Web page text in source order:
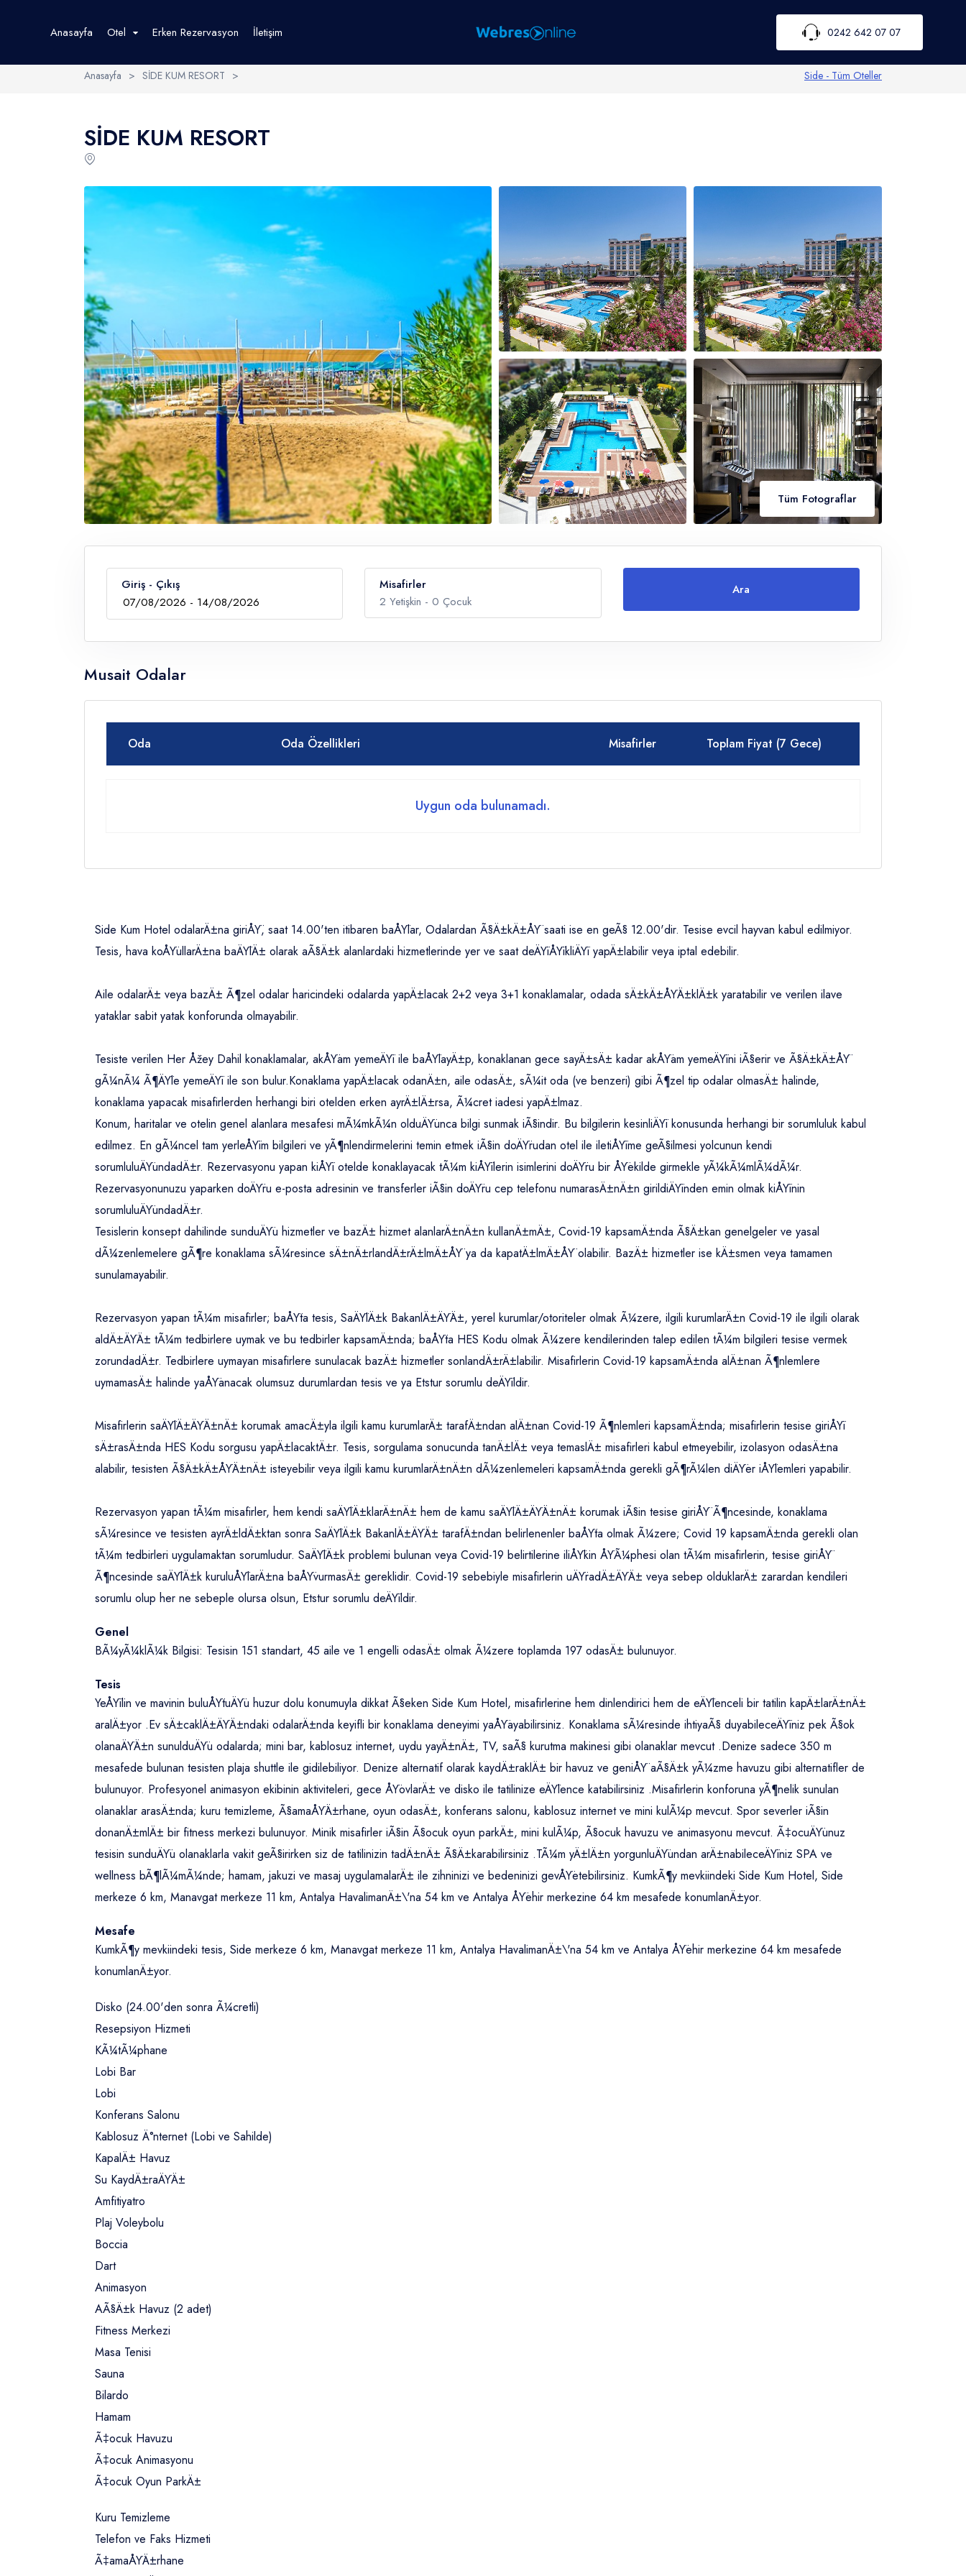
Anasayfa Otel
Antalya Otelleri
Alanya Otelleri
Kemer Otelleri
Belek Otelleri
Bursa Otelleri
Erken Rezervasyon İletişim 0242 642 07 07
Anasayfa > SİDE KUM RESORT > Side - Tüm Oteller
SİDE KUM RESORT
Tüm Fotograflar
Giriş - Çıkış
Misafirler
2 Yetişkin -0 Çocuk
Ara
Musait Odalar
Oda Oda Özellikleri Misafirler Toplam Fiyat (7 Gece)
Uygun oda bulunamadı.
Side Kum Hotel odalarÄ±na giriÅŸ, saat 14.00'ten itibaren baÅŸlar, Odalardan Ã§Ä±kÄ±ÅŸ saati ise en geÃ§ 12.00'dir. Tesise evcil hayvan kabul edilmiyor.
Tesis, hava koÅŸullarÄ±na baÄŸlÄ± olarak aÃ§Ä±k alanlardaki hizmetlerinde yer ve saat deÄŸiÅŸikliÄŸi yapÄ±labilir veya iptal edebilir.
Aile odalarÄ± veya bazÄ± Ã¶zel odalar haricindeki odalarda yapÄ±lacak 2+2 veya 3+1 konaklamalar, odada sÄ±kÄ±ÅŸÄ±klÄ±k yaratabilir ve verilen ilave
yataklar sabit yatak konforunda olmayabilir.
Tesiste verilen Her Åžey Dahil konaklamalar, akÅŸam yemeÄŸi ile baÅŸlayÄ±p, konaklanan gece sayÄ±sÄ± kadar akÅŸam yemeÄŸini iÃ§erir ve Ã§Ä±kÄ±ÅŸ
gÃ¼nÃ¼ Ã¶ÄŸle yemeÄŸi ile son bulur.Konaklama yapÄ±lacak odanÄ±n, aile odasÄ±, sÃ¼it oda (ve benzeri) gibi Ã¶zel tip odalar olmasÄ± halinde,
konaklama yapacak misafirlerden herhangi biri otelden erken ayrÄ±lÄ±rsa, Ã¼cret iadesi yapÄ±lmaz.
Konum, haritalar ve otelin genel alanlara mesafesi mÃ¼mkÃ¼n olduÄŸunca bilgi sunmak iÃ§indir. Bu bilgilerin kesinliÄŸi konusunda herhangi bir sorumluluk kabul
edilmez. En gÃ¼ncel tam yerleÅŸim bilgileri ve yÃ¶nlendirmelerini temin etmek iÃ§in doÄŸrudan otel ile iletiÅŸime geÃ§ilmesi yolcunun kendi
sorumluluÄŸundadÄ±r. Rezervasyonu yapan kiÅŸi otelde konaklayacak tÃ¼m kiÅŸilerin isimlerini doÄŸru bir ÅŸekilde girmekle yÃ¼kÃ¼mlÃ¼dÃ¼r.
Rezervasyonunuzu yaparken doÄŸru e-posta adresinin ve transferler iÃ§in doÄŸru cep telefonu numarasÄ±nÄ±n girildiÄŸinden emin olmak kiÅŸinin
sorumluluÄŸundadÄ±r.
Tesislerin konsept dahilinde sunduÄŸu hizmetler ve bazÄ± hizmet alanlarÄ±nÄ±n kullanÄ±mÄ±, Covid-19 kapsamÄ±nda Ã§Ä±kan genelgeler ve yasal
dÃ¼zenlemelere gÃ¶re konaklama sÃ¼resince sÄ±nÄ±rlandÄ±rÄ±lmÄ±ÅŸ ya da kapatÄ±lmÄ±ÅŸ olabilir. BazÄ± hizmetler ise kÄ±smen veya tamamen
sunulamayabilir.
Rezervasyon yapan tÃ¼m misafirler; baÅŸta tesis, SaÄŸlÄ±k BakanlÄ±ÄŸÄ±, yerel kurumlar/otoriteler olmak Ã¼zere, ilgili kurumlarÄ±n Covid-19 ile ilgili olarak
aldÄ±ÄŸÄ± tÃ¼m tedbirlere uymak ve bu tedbirler kapsamÄ±nda; baÅŸta HES Kodu olmak Ã¼zere kendilerinden talep edilen tÃ¼m bilgileri tesise vermek
zorundadÄ±r. Tedbirlere uymayan misafirlere sunulacak bazÄ± hizmetler sonlandÄ±rÄ±labilir. Misafirlerin Covid-19 kapsamÄ±nda alÄ±nan Ã¶nlemlere
uymamasÄ± halinde yaÅŸanacak olumsuz durumlardan tesis ve ya Etstur sorumlu deÄŸildir.
Misafirlerin saÄŸlÄ±ÄŸÄ±nÄ± korumak amacÄ±yla ilgili kamu kurumlarÄ± tarafÄ±ndan alÄ±nan Covid-19 Ã¶nlemleri kapsamÄ±nda; misafirlerin tesise giriÅŸi
sÄ±rasÄ±nda HES Kodu sorgusu yapÄ±lacaktÄ±r. Tesis, sorgulama sonucunda tanÄ±lÄ± veya temaslÄ± misafirleri kabul etmeyebilir, izolasyon odasÄ±na
alabilir, tesisten Ã§Ä±kÄ±ÅŸÄ±nÄ± isteyebilir veya ilgili kamu kurumlarÄ±nÄ±n dÃ¼zenlemeleri kapsamÄ±nda gerekli gÃ¶rÃ¼len diÄŸer iÅŸlemleri yapabilir.
Rezervasyon yapan tÃ¼m misafirler, hem kendi saÄŸlÄ±klarÄ±nÄ± hem de kamu saÄŸlÄ±ÄŸÄ±nÄ± korumak iÃ§in tesise giriÅŸ Ã¶ncesinde, konaklama
sÃ¼resince ve tesisten ayrÄ±ldÄ±ktan sonra SaÄŸlÄ±k BakanlÄ±ÄŸÄ± tarafÄ±ndan belirlenenler baÅŸta olmak Ã¼zere; Covid 19 kapsamÄ±nda gerekli olan
tÃ¼m tedbirleri uygulamaktan sorumludur. SaÄŸlÄ±k problemi bulunan veya Covid-19 belirtilerine iliÅŸkin ÅŸÃ¼phesi olan tÃ¼m misafirlerin, tesise giriÅŸ
Ã¶ncesinde saÄŸlÄ±k kuruluÅŸlarÄ±na baÅŸvurmasÄ± gereklidir. Covid-19 sebebiyle misafirlerin uÄŸradÄ±ÄŸÄ± veya sebep olduklarÄ± zarardan kendileri
sorumlu olup her ne sebeple olursa olsun, Etstur sorumlu deÄŸildir.
Genel
BÃ¼yÃ¼klÃ¼k Bilgisi: Tesisin 151 standart, 45 aile ve 1 engelli odasÄ± olmak Ã¼zere toplamda 197 odasÄ± bulunuyor.
Tesis
YeÅŸilin ve mavinin buluÅŸtuÄŸu huzur dolu konumuyla dikkat Ã§eken Side Kum Hotel, misafirlerine hem dinlendirici hem de eÄŸlenceli bir tatilin kapÄ±larÄ±nÄ±
aralÄ±yor .Ev sÄ±caklÄ±ÄŸÄ±ndaki odalarÄ±nda keyifli bir konaklama deneyimi yaÅŸayabilirsiniz. Konaklama sÃ¼resinde ihtiyaÃ§ duyabileceÄŸiniz pek Ã§ok
olanaÄŸÄ±n sunulduÄŸu odalarda; mini bar, kablosuz internet, uydu yayÄ±nÄ±, TV, saÃ§ kurutma makinesi gibi olanaklar mevcut .Denize sadece 350 m
mesafede bulunan tesisten plaja shuttle ile gidilebiliyor. Denize alternatif olarak kaydÄ±raklÄ± bir havuz ve geniÅŸ aÃ§Ä±k yÃ¼zme havuzu gibi alternatifler de
bulunuyor. Profesyonel animasyon ekibinin aktiviteleri, gece ÅŸovlarÄ± ve disko ile tatilinize eÄŸlence katabilirsiniz .Misafirlerin konforuna yÃ¶nelik sunulan
olanaklar arasÄ±nda; kuru temizleme, Ã§amaÅŸÄ±rhane, oyun odasÄ±, konferans salonu, kablosuz internet ve mini kulÃ¼p mevcut. Spor severler iÃ§in
donanÄ±mlÄ± bir fitness merkezi bulunuyor. Minik misafirler iÃ§in Ã§ocuk oyun parkÄ±, mini kulÃ¼p, Ã§ocuk havuzu ve animasyonu mevcut. Ã‡ocuÄŸunuz
tesisin sunduÄŸu olanaklarla vakit geÃ§irirken siz de tatilinizin tadÄ±nÄ± Ã§Ä±karabilirsiniz .TÃ¼m yÄ±lÄ±n yorgunluÄŸundan arÄ±nabileceÄŸiniz SPA ve
wellness bÃ¶lÃ¼mÃ¼nde; hamam, jakuzi ve masaj uygulamalarÄ± ile zihninizi ve bedeninizi gevÅŸetebilirsiniz. KumkÃ¶y mevkiindeki Side Kum Hotel, Side
merkeze 6 km, Manavgat merkeze 11 km, Antalya HavalimanÄ±\'na 54 km ve Antalya ÅŸehir merkezine 64 km mesafede konumlanÄ±yor.
Mesafe
KumkÃ¶y mevkiindeki tesis, Side merkeze 6 km, Manavgat merkeze 11 km, Antalya HavalimanÄ±\'na 54 km ve Antalya ÅŸehir merkezine 64 km mesafede
konumlanÄ±yor.
Disko (24.00'den sonra Ã¼cretli)
Resepsiyon Hizmeti
KÃ¼tÃ¼phane
Lobi Bar
Lobi
Konferans Salonu
Kablosuz Ä°nternet (Lobi ve Sahilde)
KapalÄ± Havuz
Su KaydÄ±raÄŸÄ±
Amfitiyatro
Plaj Voleybolu
Boccia
Dart
Animasyon
AÃ§Ä±k Havuz (2 adet)
Fitness Merkezi
Masa Tenisi
Sauna
Bilardo
Hamam
Ã‡ocuk Havuzu
Ã‡ocuk Animasyonu
Ã‡ocuk Oyun ParkÄ±
Kuru Temizleme
Telefon ve Faks Hizmeti
Ã‡amaÅŸÄ±rhane